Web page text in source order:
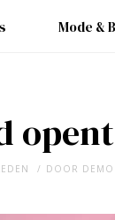
Mode &
DOOR